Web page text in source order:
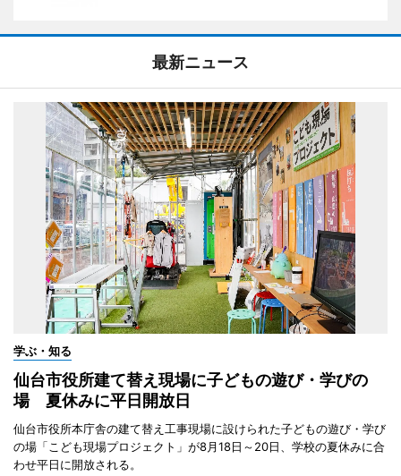
最新ニュース
学ぶ・知る
仙台市役所建て替え現場に子どもの遊び・学びの
場 夏休みに平日開放日
仙台市役所本庁舎の建て替え工事現場に設けられた子どもの遊び・学び
の場「こども現場プロジェクト」が8月18日～20日、学校の夏休みに合
わせ平日に開放される。